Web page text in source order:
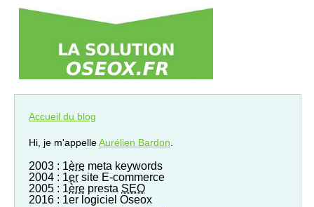
Accueil du blog
Hi, je m'appelleAurélien Bardon
2003 : 1ère meta keywords
2004 : 1er site E-commerce
2005 : 1ère presta SEO
2016 : 1er logiciel Oseox